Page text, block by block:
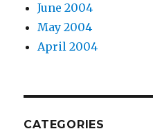
June 2004
May 2004
April 2004
CATEGORIES